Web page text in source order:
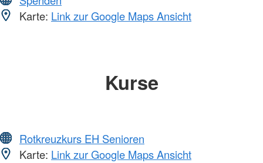
Karte: Link zur Google Maps Ansicht
Kurse
Rotkreuzkurs EH Senioren
Karte: Link zur Google Maps Ansicht